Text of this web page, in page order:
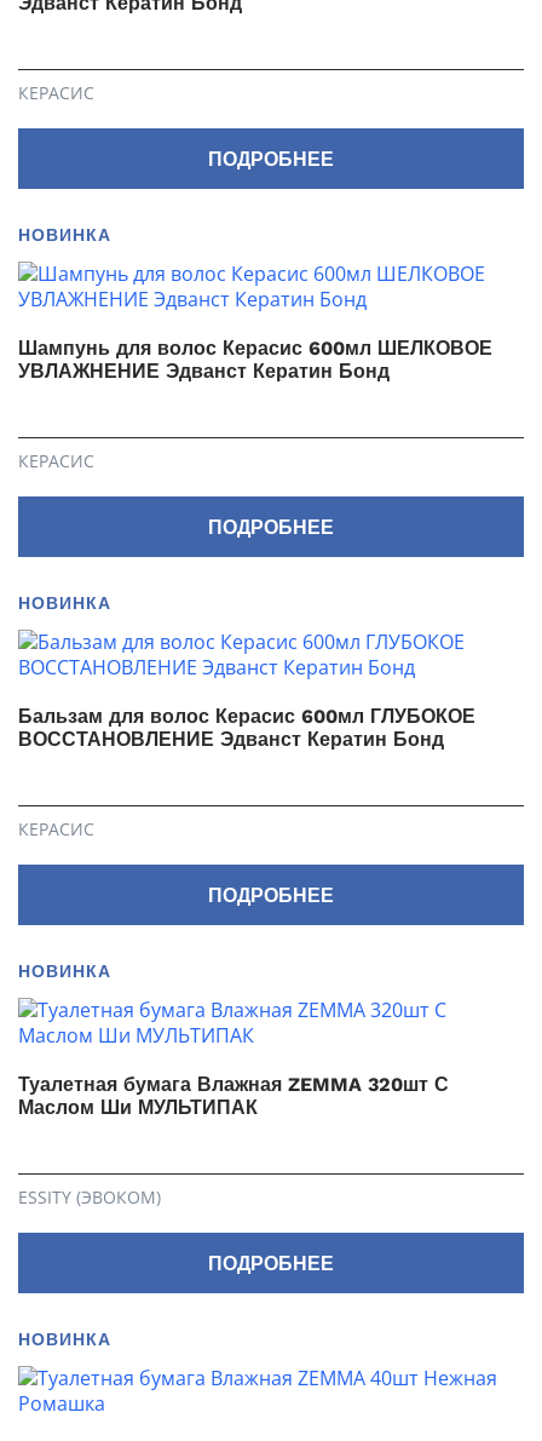
КЕРАСИС
ПОДРОБНЕЕ
НОВИНКА
Шампунь для волос Керасис 600мл ШЕЛКОВОЕ
УВЛАЖНЕНИЕ Эдванст Кератин Бонд
КЕРАСИС
ПОДРОБНЕЕ
НОВИНКА
Бальзам для волос Керасис 600мл ГЛУБОКОЕ
ВОССТАНОВЛЕНИЕ Эдванст Кератин Бонд
КЕРАСИС
ПОДРОБНЕЕ
НОВИНКА
Туалетная бумага Влажная ZEMMA 320шт С
Маслом Ши МУЛЬТИПАК
ESSITY (ЭВОКОМ)
ПОДРОБНЕЕ
НОВИНКА